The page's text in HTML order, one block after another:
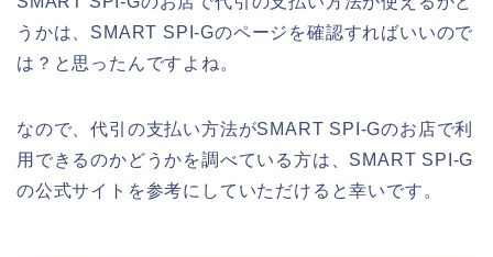
うかは、SMART SPI-Gのページを確認すればいいので
は？と思ったんですよね。
なので、代引の支払い方法がSMART SPI-Gのお店で利
用できるのかどうかを調べている方は、SMART SPI-G
の公式サイトを参考にしていただけると幸いです。